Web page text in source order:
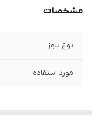
مشخصات
نوع بلوز
مورد استفاده